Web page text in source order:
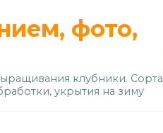
фото,
клубники. Сорта
укрытия на зиму